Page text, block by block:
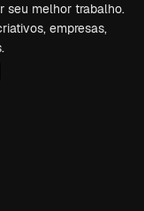
seu melhor trabalho.
empresas,